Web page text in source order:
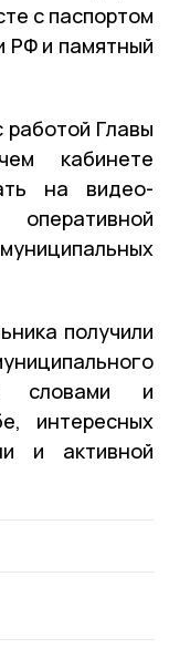
с паспортом
РФ и памятный
работой Главы
кабинете
на видео-
получили
словами и
интересных
и активной